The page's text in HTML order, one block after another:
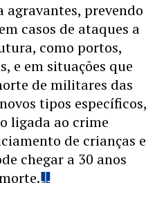
prevendo
casos de ataques a
como portos,
e em situações que
de militares das
tipos específicos,
ligada ao crime
de crianças e
chegar a 30 anos